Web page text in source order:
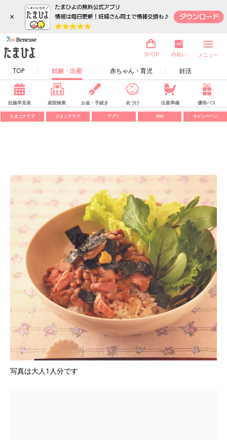
×
TOP 妊娠・出産 赤ちゃん・育児 妊活
SHOP 内祝い メニュー
妊娠早見表 産院検索 お金・手続き 名づけ 出産準備 優待パス
たまごクラブ ひよこクラブ アプリ SNS キャンペーン
写真は大人1人分です